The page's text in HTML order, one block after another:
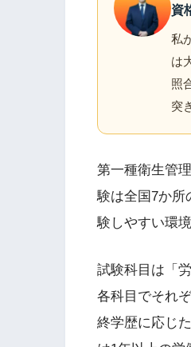
資
私
は
照
突
第一種衛生管
験は全国7か所
験しやすい環
試験科目は「
各科目でそれ
終学歴に応じ